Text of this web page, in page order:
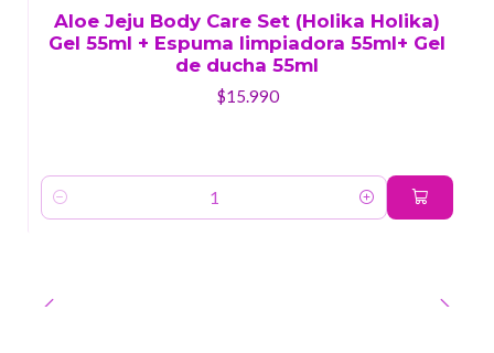
Aloe Jeju Body Care Set (Holika Holika)
Gel 55ml + Espuma limpiadora 55ml+ Gel
de ducha 55ml
$15.990
Cantidad